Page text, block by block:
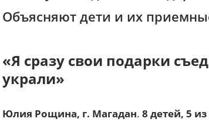
Объясняют дети и их
«Я сразу свои подарки
украли»
Юлия Рощина, г. Магадан. 8 детей, 5